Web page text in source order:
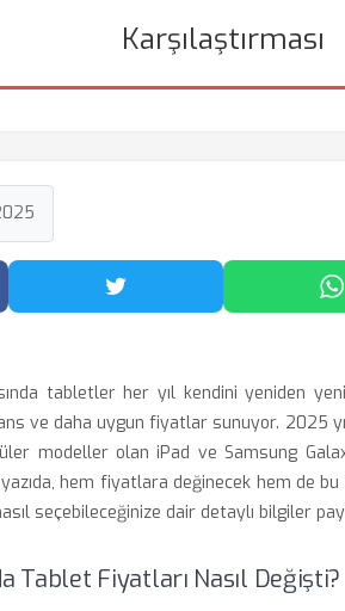
Karşılaştırması
Paylaş Twitter'da Paylaş
tabletler her yıl kendini yeniden
ve daha uygun fiyatlar sunuyor. 2025
modeller olan iPad ve Samsung
hem fiyatlara değinecek hem de bu
seçebileceğinize dair detaylı bilgiler
Tablet Fiyatları Nasıl Değişti?